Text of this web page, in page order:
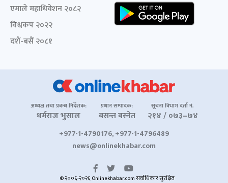
एमाले महाधिवेशन २०८२
विश्वकप २०२२
दशैं-बसैं २०८१
अध्यक्ष तथा प्रबन्ध निर्देशक:
धर्मराज भुसाल
प्रधान सम्पादक:
बसन्त बस्नेत
सूचना विभाग दर्ता नं.
२१४ / ०७३–७४
+977-1-4790176, +977-1-4796489
news@onlinekhabar.com
© २००६-२०२६ Onlinekhabar.com सर्वाधिकार सुरक्षित